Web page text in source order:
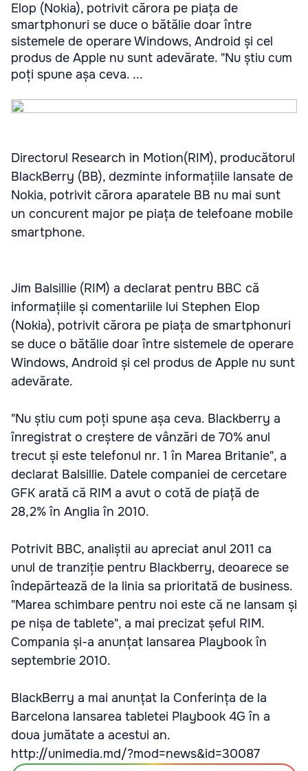
Elop (Nokia), potrivit cărora pe piața de
smartphonuri se duce o bătălie doar între
sistemele de operare Windows, Android și cel
produs de Apple nu sunt adevărate. "Nu știu cum
poți spune așa ceva. ...
Directorul Research in Motion(RIM), producătorul
BlackBerry (BB), dezminte informațiile lansate de
Nokia, potrivit cărora aparatele BB nu mai sunt
un concurent major pe piața de telefoane mobile
smartphone.
Jim Balsillie (RIM) a declarat pentru BBC că
informațiile și comentariile lui Stephen Elop
(Nokia), potrivit cărora pe piața de smartphonuri
se duce o bătălie doar între sistemele de operare
Windows, Android și cel produs de Apple nu sunt
adevărate.
"Nu știu cum poți spune așa ceva. Blackberry a
înregistrat o creștere de vânzări de 70% anul
trecut și este telefonul nr. 1 în Marea Britanie", a
declarat Balsillie. Datele companiei de cercetare
GFK arată că RIM a avut o cotă de piață de
28,2% în Anglia în 2010.
Potrivit BBC, analiștii au apreciat anul 2011 ca
unul de tranziție pentru Blackberry, deoarece se
îndepărtează de la linia sa prioritată de business.
"Marea schimbare pentru noi este că ne lansam și
pe nișa de tablete", a mai precizat șeful RIM.
Compania și-a anunțat lansarea Playbook în
septembrie 2010.
BlackBerry a mai anunțat la Conferința de la
Barcelona lansarea tabletei Playbook 4G în a
doua jumătate a acestui an.
http://unimedia.md/?mod=news&id=30087